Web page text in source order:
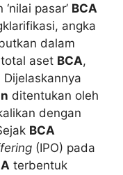
pasar’ BCA
angka
dalam
aset BCA,
ditentukan oleh
dengan
BCA
(IPO) pada
terbentuk